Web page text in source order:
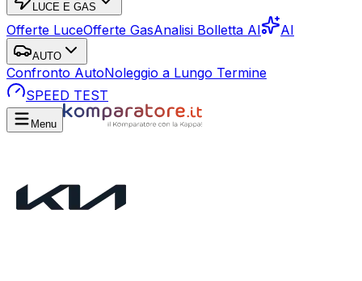
LUCE E GAS
Offerte LuceOfferte GasAnalisi Bolletta AI AI
AUTO
Confronto AutoNoleggio a Lungo Termine
SPEED TEST
Menu